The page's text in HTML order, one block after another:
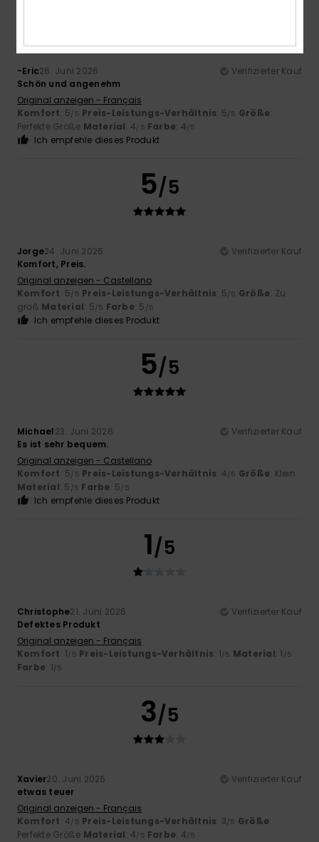
-Eric26. Juni 2026
Verifizierter Kauf
Schön und angenehm
Original anzeigen - Français
Komfort: 5/5 Preis-Leistungs-Verhältnis: 5/5 Größe:
Perfekte Größe Material: 4/5 Farbe: 4/5
Ich empfehle dieses Produkt
5/5
Jorge24. Juni 2026
Verifizierter Kauf
Komfort, Preis.
Original anzeigen - Castellano
Komfort: 5/5 Preis-Leistungs-Verhältnis: 5/5 Größe: Zu
groß Material: 5/5 Farbe: 5 /5
Ich empfehle dieses Produkt
5/5
Michael23. Juni 2026
Verifizierter Kauf
Es ist sehr bequem.
Original anzeigen - Castellano
Komfort: 5/5 Preis-Leistungs-Verhältnis: 4/5 Größe: Klein
Material: 5 /5 Farbe: 5/5
Ich empfehle dieses Produkt
1/5
Christophe21. Juni 2026
Verifizierter Kauf
Defektes Produkt
Original anzeigen - Français
Komfort: 1/5 Preis-Leistungs-Verhältnis: 1/5 Material: 1 /5
Farbe: 1/5
3/5
Xavier20. Juni 2026
Verifizierter Kauf
etwas teuer
Original anzeigen - Français
Komfort: 4/5 Preis-Leistungs-Verhältnis: 3/5 Größe:
Perfekte Größe Material: 4/5 Farbe: 4/5